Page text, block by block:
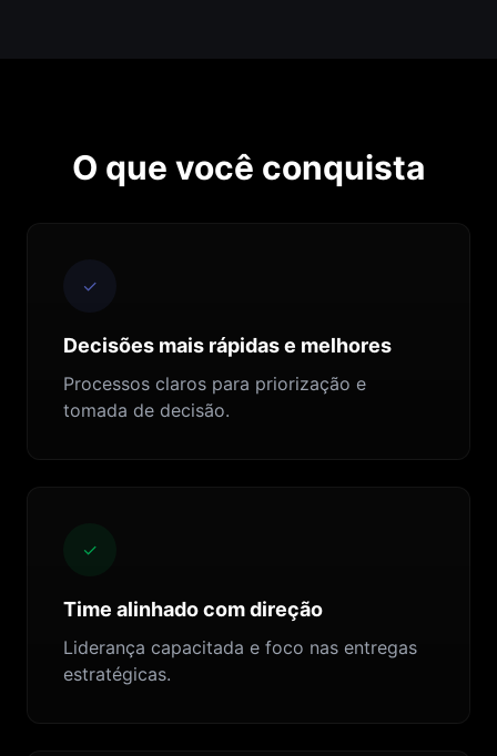
O que você conquista
✓
Decisões mais rápidas e melhores
Processos claros para priorização e
tomada de decisão.
✓
Time alinhado com direção
Liderança capacitada e foco nas entregas
estratégicas.